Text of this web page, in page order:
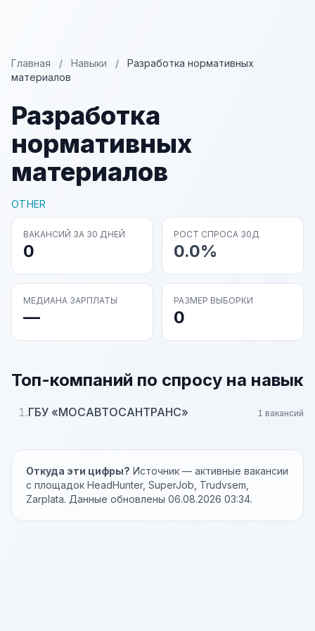
Главная / Навыки /
Разработка нормативных
материалов
Разработка
нормативных
материалов
OTHER
ВАКАНСИЙ ЗА 30 ДНЕЙ
0
РОСТ СПРОСА 30Д
0.0%
МЕДИАНА ЗАРПЛАТЫ
—
РАЗМЕР ВЫБОРКИ
0
Топ-компаний по спросу на навык
1.ГБУ «МОСАВТОСАНТРАНС» 1 вакансий
Откуда эти цифры? Источник — активные вакансии
с площадок HeadHunter, SuperJob, Trudvsem,
Zarplata. Данные обновлены 06.08.2026 03:34.